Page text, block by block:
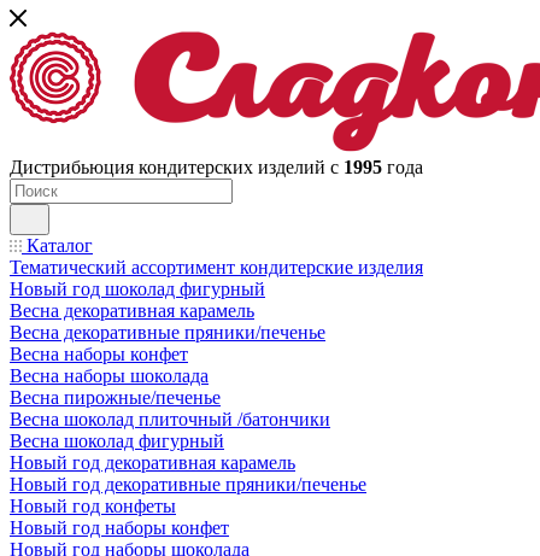
Дистрибьюция кондитерских изделий с 1995 года
Каталог
Тематический ассортимент кондитерские изделия
Новый год шоколад фигурный
Весна декоративная карамель
Весна декоративные пряники/печенье
Весна наборы конфет
Весна наборы шоколада
Весна пирожные/печенье
Весна шоколад плиточный /батончики
Весна шоколад фигурный
Новый год декоративная карамель
Новый год декоративные пряники/печенье
Новый год конфеты
Новый год наборы конфет
Новый год наборы шоколада